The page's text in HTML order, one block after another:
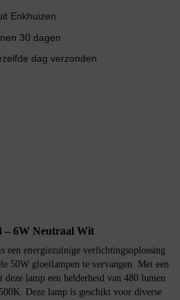
Enkhuizen
30 dagen
dag verzonden
– 6W Neutraal Wit
een energiezuinige verlichtingsoplossing
50W gloeilampen te vervangen. Met een
deze lamp een helderheid van 480 lumen
Deze lamp is geschikt voor diverse